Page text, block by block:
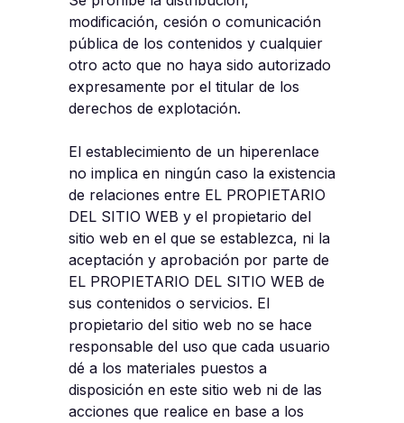
modificación, cesión o comunicación
pública de los contenidos y cualquier
otro acto que no haya sido autorizado
expresamente por el titular de los
derechos de explotación.
El establecimiento de un hiperenlace
no implica en ningún caso la existencia
de relaciones entre EL PROPIETARIO
DEL SITIO WEB y el propietario del
sitio web en el que se establezca, ni la
aceptación y aprobación por parte de
EL PROPIETARIO DEL SITIO WEB de
sus contenidos o servicios. El
propietario del sitio web no se hace
responsable del uso que cada usuario
dé a los materiales puestos a
disposición en este sitio web ni de las
acciones que realice en base a los